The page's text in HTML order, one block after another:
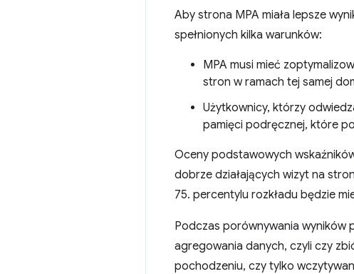
Aby strona MPA miała lepsze
spełnionych kilka warunków:
MPA musi mieć
stron w ramach tej samej
Użytkownicy, którzy
pamięci podręcznej, które
Oceny podstawowych
dobrze działających wizyt na
75. percentylu rozkładu będzie
Podczas porównywania wyników
agregowania danych, czyli czy
pochodzeniu, czy tylko